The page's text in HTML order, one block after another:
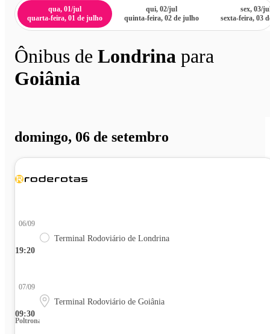
qua, 01/jul
quarta-feira, 01 de julho
qui, 02/jul
quinta-feira, 02 de julho
sex, 03/
sexta-feira, 03
Ônibus de Londrina para
Goiânia
domingo, 06 de setembro
19:20
06/09
Terminal Rodoviário de Londrina
09:30
07/09
Terminal Rodoviário de Goiânia
Poltrona